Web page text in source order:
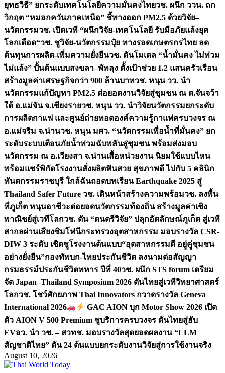
ยุทธวิธี” ยกระดับเทคโนโลยีความมั่นคงไทยวช. ผนึก ววน. ถก
วิกฤต “หมอกควันภาคเหนือ” ชี้ทางออก PM2.5 ด้วยวิจัย–
นวัตกรรมวช. เปิดเวที “ผนึกวิจัย-เทคโนโลยี รับมือภัยแล้งยุค
โลกเดือด“วช. ชูวิจัย-นวัตกรรมปุ๋ย ทางรอดเกษตรกรไทย ลด
ต้นทุนการผลิต-เพิ่มความยั่งยืนวช. ดันโมเดล “น้ำมั่นคง ไม่ท่วม
ไม่แล้ง” ปั้นต้นแบบสงขลา–พัทลุง ตั้งเป้าช่วย 1.2 แสนครัวเรือน
สร้างมูลค่าเศรษฐกิจกว่า 900 ล้านบาทวช. หนุน วว. นำ
นวัตกรรมแก้ปัญหา PM2.5 ต่อยอดงานวิจัยสู่ชุมชน ณ ต.จันจว้า
ใต้ อ.แม่จัน จ.เชียงรายวช. หนุน วว. นำวิจัยนวัตกรรมยกระดับ
การผลิตกาแฟ และศูนย์ถ่ายทอดองค์ความรู้กาแฟครบวงจร ณ
อ.แม่จริม จ.น่านวช. หนุน มศว. “นวัตกรรมเพื่อน้ำที่มั่นคง” ยก
ระดับระบบเตือนภัยน้ำท่วมฉับพลันสู่ชุมชน พร้อมส่งมอบ
นวัตกรรม ณ อ.เวียงสา จ.น่านเสื้อหน่วยงาน นิยมใช้แบบไหน
พร้อมแชร์พิกัดโรงงานสั่งผลิตฟันสวย สุขภาพดี ไปกับ 5 คลินิก
ทันตกรรมราชบุรี ใกล้ฉันถอดบทเรียน Earthquake 2025 สู่
Thailand Safer Future วช. เดินหน้าสร้างความพร้อมวช. ลงพื้น
ที่ภูเก็ต หนุนอาชีวะต่อยอดนวัตกรรมท้องถิ่น สร้างมูลค่าเชิง
พาณิชย์สู่เวทีโลกวช. ดัน “ดนตรีวิจัย” ปลุกอัตลักษณ์ภูเก็ต สู่เวที
สากลผ่านเสียงซิมโฟนีกระทรวงอุตสาหกรรม มอบรางวัล CSR-
DIW 3 ระดับ เชิดชูโรงงานต้นแบบ“อุตสาหกรรมดี อยู่คู่ชุมชน
อย่างยั่งยืน”กองทัพบก-ไทยประกันชีวิต ลงนามต่อสัญญา
กรมธรรม์ประกันชีวิตทหาร ปีที่ 40วช. ผนึก STS forum เตรียม
จัด Japan–Thailand Symposium 2026 ดันไทยสู่เวทีวิทยาศาสตร์
โลกวช. โชว์ศักยภาพ Thai Innovators กวาดรางวัล Geneva
International 2026
GAC AION บุก Motor Show 2026 เปิด
ตัว AION V 500 Premium ชูบริการครบวงจร ดันไทยสู่ฮับ
EVอว. นำ วช. – สวทช. มอบรางวัลสุดยอดผลงาน “LLM
สัญชาติไทย” ดัน 24 ต้นแบบยกระดับงานวิจัยสู่การใช้งานจริง
August 10, 2026